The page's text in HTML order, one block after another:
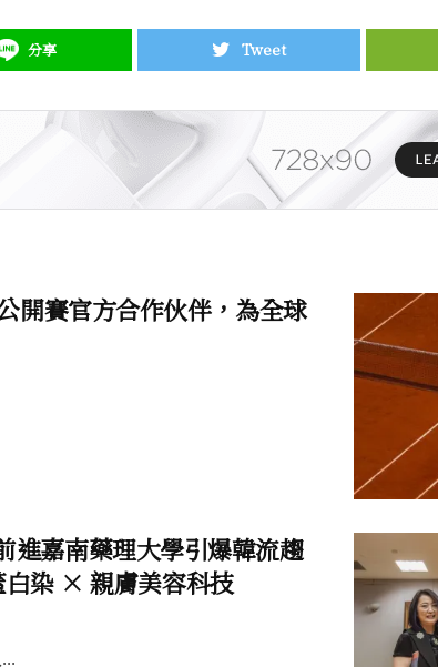
分享 Tweet
開賽官方合作伙伴，為全球
進嘉南藥理大學引爆韓流趨
染 × 親膚美容科技